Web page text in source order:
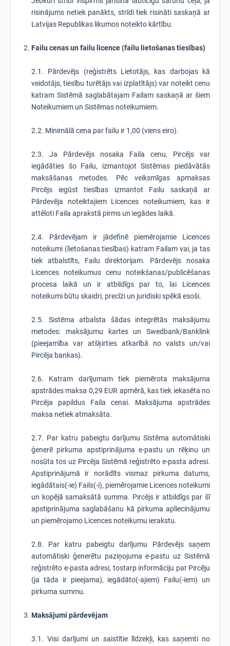
risinājums netiek panākts, strīdi tiek risināti saskaņā ar
Latvijas Republikas likumos noteikto kārtību.
Failu cenas un failu licence (failu lietošanas tiesības)
2.1. Pārdevējs (reģistrēts Lietotājs, kas darbojas kā
veidotājs, tiesību turētājs vai izplatītājs) var noteikt cenu
katram Sistēmā saglabātajam Failam saskaņā ar šiem
Noteikumiem un Sistēmas noteikumiem.
2.2. Minimālā cena par failu ir 1,00 (viens eiro).
2.3. Ja Pārdevējs nosaka Faila cenu, Pircējs var
iegādāties šo Failu, izmantojot Sistēmas piedāvātās
maksāšanas metodes. Pēc veiksmīgas apmaksas
Pircējs iegūst tiesības izmantot Failu saskaņā ar
Pārdevēja noteiktajiem Licences noteikumiem, kas ir
attēloti Faila aprakstā pirms un iegādes laikā.
2.4. Pārdevējam ir jādefinē piemērojamie Licences
noteikumi (lietošanas tiesības) katram Failam vai, ja tas
tiek atbalstīts, Failu direktorijam. Pārdevējs nosaka
Licences noteikumus cenu noteikšanas/publicēšanas
procesa laikā un ir atbildīgs par to, lai Licences
noteikumi būtu skaidri, precīzi un juridiski spēkā esoši.
2.5. Sistēma atbalsta šādas integrētās maksājumu
metodes: maksājumu kartes un Swedbank/Banklink
(pieejamība var atšķirties atkarībā no valsts un/vai
Pircēja bankas).
2.6. Katram darījumam tiek piemērota maksājuma
apstrādes maksa 0,29 EUR apmērā, kas tiek iekasēta no
Pircēja papildus Faila cenai. Maksājuma apstrādes
maksa netiek atmaksāta.
2.7. Par katru pabeigtu darījumu Sistēma automātiski
ģenerē pirkuma apstiprinājuma e-pastu un rēķinu un
nosūta tos uz Pircēja Sistēmā reģistrēto e-pasta adresi.
Apstiprinājumā ir norādīts vismaz pirkuma datums,
iegādātais(-ie) Fails(-i), piemērojamie Licences noteikumi
un kopējā samaksātā summa. Pircējs ir atbildīgs par šī
apstiprinājuma saglabāšanu kā pirkuma apliecinājumu
un piemērojamo Licences noteikumu ierakstu.
2.8. Par katru pabeigtu darījumu Pārdevējs saņem
automātiski ģenerētu paziņojuma e-pastu uz Sistēmā
reģistrēto e-pasta adresi, tostarp informāciju par Pircēju
(ja tāda ir pieejama), iegādāto(-ajiem) Failu(-iem) un
pirkuma summu.
Maksājumi pārdevējam
3.1. Visi darījumi un saistītie līdzekļi, kas saņemti no